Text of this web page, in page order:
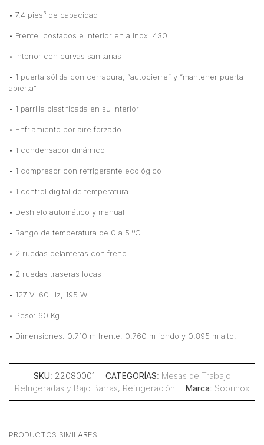
• 7.4 pies³ de capacidad
• Frente, costados e interior en a.inox. 430
• Interior con curvas sanitarias
• 1 puerta sólida con cerradura, “autocierre” y “mantener puerta
abierta”
• 1 parrilla plastificada en su interior
• Enfriamiento por aire forzado
• 1 condensador dinámico
• 1 compresor con refrigerante ecológico
• 1 control digital de temperatura
• Deshielo automático y manual
• Rango de temperatura de 0 a 5 ºC
• 2 ruedas delanteras con freno
• 2 ruedas traseras locas
• 127 V, 60 Hz, 195 W
• Peso: 60 Kg
• Dimensiones: 0.710 m frente, 0.760 m fondo y 0.895 m alto.
SKU: 22080001 CATEGORÍAS: Mesas de Trabajo
Refrigeradas y Bajo Barras, Refrigeración Marca: Sobrinox
PRODUCTOS SIMILARES